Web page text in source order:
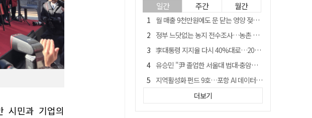
시민과 기업의
일간 주간 월간
월 매출 9천만원에도 문 닫는 영양 젖소농장… "일할 사람이 없어"
정부 느닷없는 농지 전수조사…농촌 들쑤시는 '경자유전'의 칼날
李대통령 지지율 다시 40%대로…20대는 18.8%p 급락
유승민 "尹 졸업한 서울대 법대·충암고도 없애야"…李 육사 통합 직격
지역활성화 펀드 9호…포항 AI 데이터센터에 6천억 투입
국민 51.9% "李 대통령 재판 재개 필요하다"
더보기